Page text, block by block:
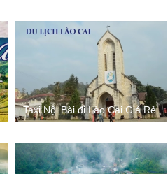
Taxi Nội Bài đi Lào Cai Giá Rẻ